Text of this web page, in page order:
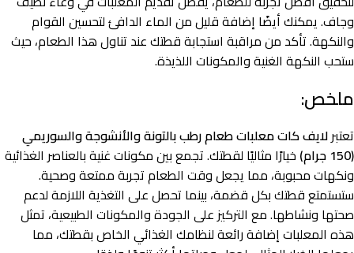
وجاف. يمكنك أيضًا إضافة قليل من الماء الدافئ لتحسين القوام
والنكهة. تأكد من مراقبة استجابة قطتك عند تناول هذا الطعام، حيث
ستحب النكهة الغنية والمكونات اللذيذة.
ملخص:
تعتبرلايف كات معلبات طعام رطب بالتونة والأنشوجة والسوريمي
(150 جرام)
خيارًا مثاليًا لقطتك. تجمع بين مكونات غنية بالعناصر الغذائية
ونكهات محبوبة، مما يجعل وقت الطعام تجربة ممتعة وصحية.
ستستمتع قطتك بكل قضمة، بينما تحصل على التغذية اللازمة لدعم
صحتها ونشاطها. مع التركيز على الجودة والمكونات الطبيعية، تمثل
هذه المعلبات إضافة رائعة لنظامك الغذائي الخاص بقطتك، مما